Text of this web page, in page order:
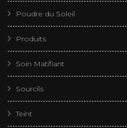
Poudre du Soleil
Produits
Soin Matifiant
Sourcils
Teint